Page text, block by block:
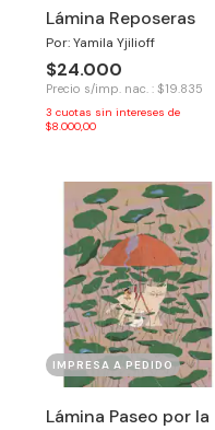
Lámina Reposeras
Por: Yamila Yjilioff
$24.000
Precio s/imp. nac. : $19.835
3 cuotas sin intereses de
$8.000,00
IMPRESA A PEDIDO
Lámina Paseo por la